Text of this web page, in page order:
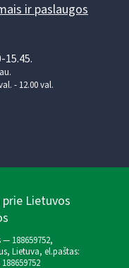
ir paslaugos
15.45.
- 12.00 val.
Lietuvos
188659752,
Lietuva, el.paštas: